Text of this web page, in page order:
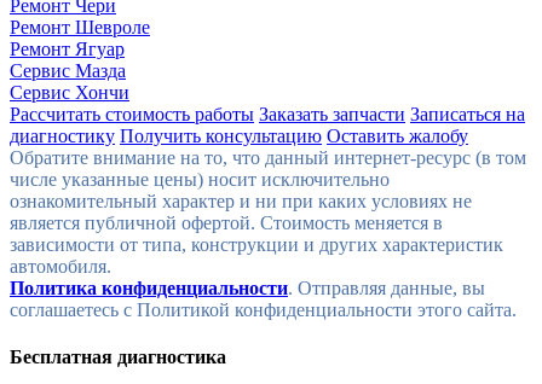
Ремонт Чери
Ремонт Шевроле
Ремонт Ягуар
Сервис Мазда
Сервис Хончи
Рассчитать стоимость работы Заказать запчасти Записаться на
диагностику Получить консультацию Оставить жалобу
Политика конфиденциальности. Отправляя данные, вы
соглашаетесь с Политикой конфиденциальности этого сайта.
Бесплатная диагностика